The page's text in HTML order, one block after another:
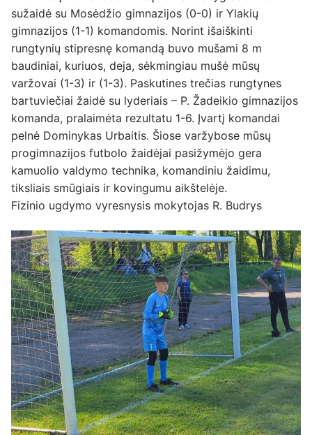
sužaidė su Mosėdžio gimnazijos (0-0) ir Ylakių
gimnazijos (1-1) komandomis. Norint išaiškinti
rungtynių stipresnę komandą buvo mušami 8 m
baudiniai, kuriuos, deja, sėkmingiau mušė mūsų
varžovai (1-3) ir (1-3). Paskutines trečias rungtynes
bartuviečiai žaidė su lyderiais – P. Žadeikio gimnazijos
komanda, pralaimėta rezultatu 1-6. Įvartį komandai
pelnė Dominykas Urbaitis. Šiose varžybose mūsų
progimnazijos futbolo žaidėjai pasižymėjo gera
kamuolio valdymo technika, komandiniu žaidimu,
tiksliais smūgiais ir kovingumu aikštelėje.
Fizinio ugdymo vyresnysis mokytojas R. Budrys